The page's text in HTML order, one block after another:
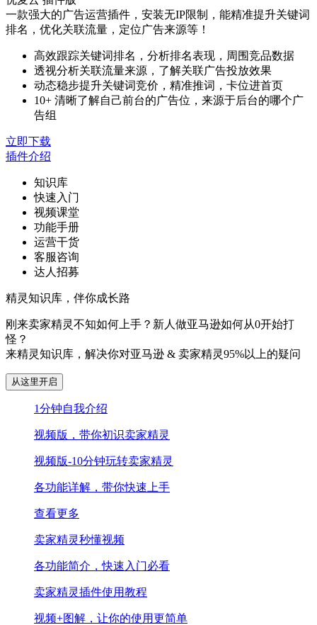
一款强大的广告运营插件，安装无IP限制，能精准提升关键词
排名，优化关联流量，定位广告来源等！
高效跟踪关键词排名，分析排名表现，周围竞品数据
透视分析关联流量来源，了解关联广告投放效果
动态稳步提升关键词竞价，精准推词，卡位进首页
10+ 清晰了解自己前台的广告位，来源于后台的哪个广
告组
立即下载
插件介绍
知识库
快速入门
视频课堂
功能手册
运营干货
客服咨询
达人招募
精灵知识库，伴你成长路
刚来卖家精灵不知如何上手？新人做亚马逊如何从0开始打
怪？
来精灵知识库，解决你对亚马逊 & 卖家精灵95%以上的疑问
从这里开启
1分钟自我介绍
视频版，带你初识卖家精灵
视频版-10分钟玩转卖家精灵
各功能详解，带你快速上手
查看更多
卖家精灵秒懂视频
各功能简介，快速入门必看
卖家精灵插件使用教程
视频+图解，让你的使用更简单